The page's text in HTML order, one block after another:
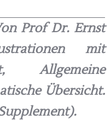
Prof Dr. Ernst
mit
Allgemeine
Übersicht.